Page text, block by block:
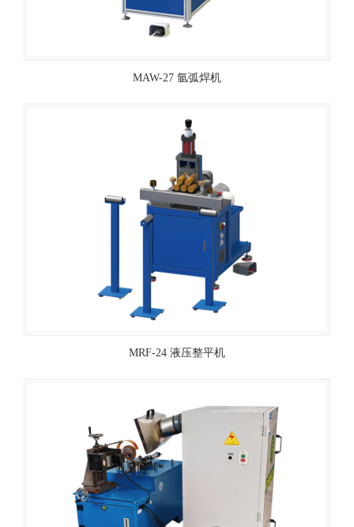
MAW-27 氩弧焊机
MRF-24 液压整平机